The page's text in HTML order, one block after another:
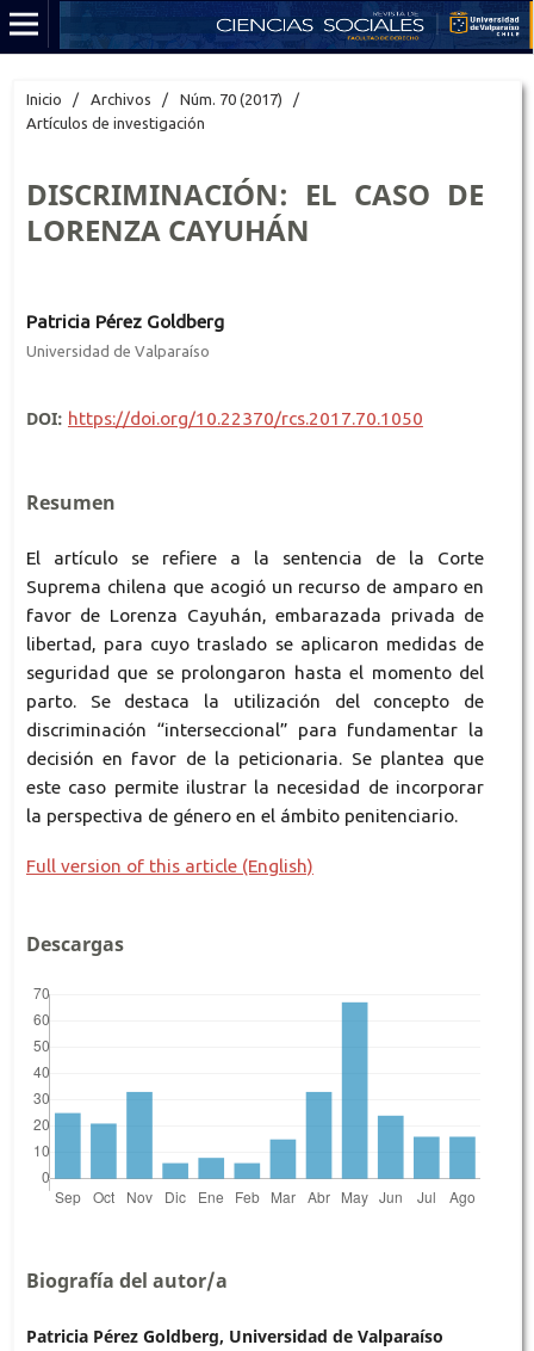
Inicio / Archivos / Núm. 70 (2017)
/
Artículos de investigación
DISCRIMINACIÓN: EL CASO DE
LORENZA CAYUHÁN
Patricia Pérez Goldberg
Universidad de Valparaíso
DOI: https://doi.org/10.22370/rcs.2017.70.1050
Resumen
El artículo se refiere a la sentencia de la Corte
Suprema chilena que acogió un recurso de amparo en
favor de Lorenza Cayuhán, embarazada privada de
libertad, para cuyo traslado se aplicaron medidas de
seguridad que se prolongaron hasta el momento del
parto. Se destaca la utilización del concepto de
discriminación “interseccional” para fundamentar la
decisión en favor de la peticionaria. Se plantea que
este caso permite ilustrar la necesidad de incorporar
la perspectiva de género en el ámbito penitenciario.
Full version of this article (English)
Descargas
Biografía del autor/a
Patricia Pérez Goldberg, Universidad de Valparaíso